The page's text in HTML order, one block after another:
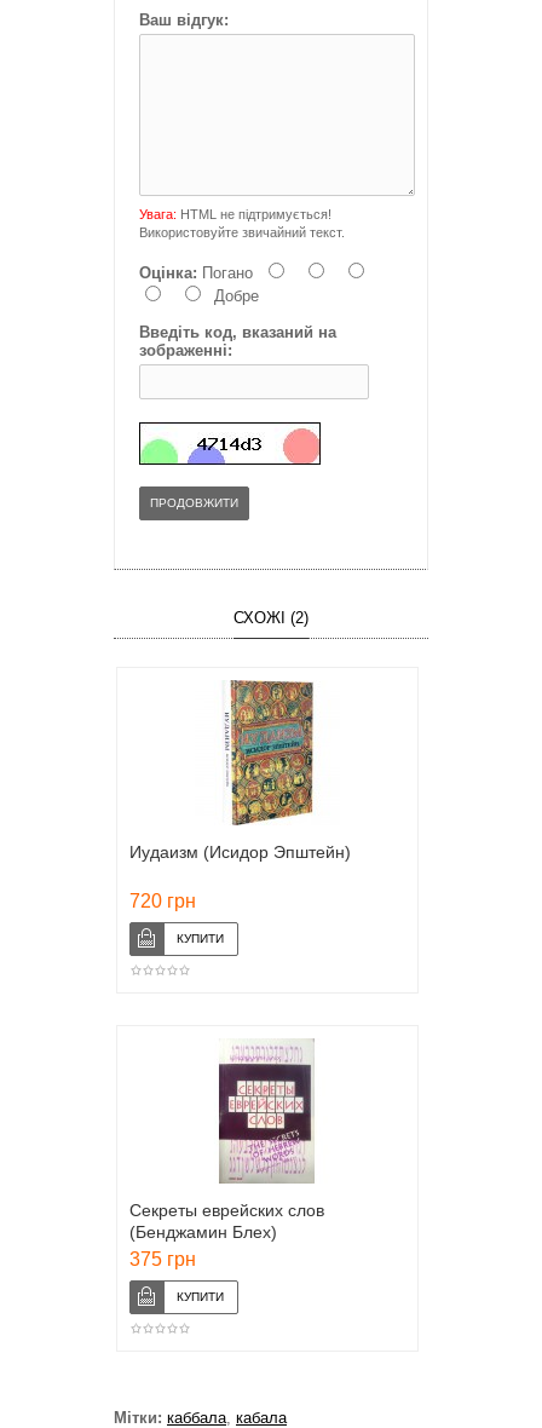
Ваш відгук:
Увага: HTML не підтримується!
Використовуйте звичайний текст.
Оцінка: Погано
Добре
Введіть код, вказаний на
зображенні:
ПРОДОВЖИТИ
СХОЖІ (2)
Иудаизм (Исидор Эпштейн)
720 грн
Секреты еврейских слов
(Бенджамин Блех)
375 грн
Мітки: каббала, кабала